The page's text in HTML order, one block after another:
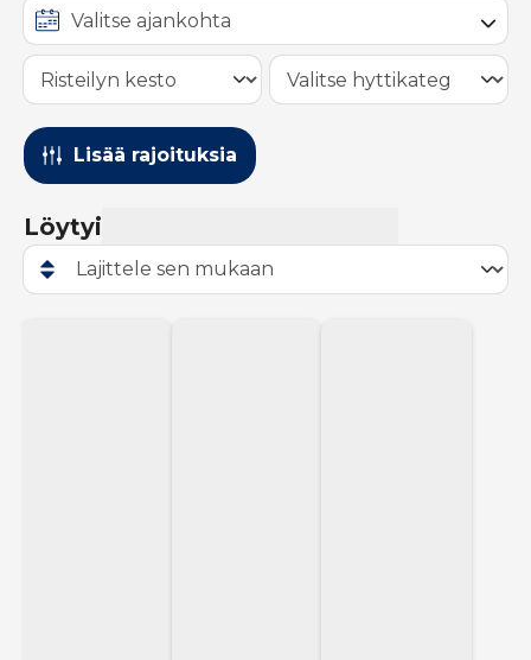
Lisää rajoituksia
Löytyi